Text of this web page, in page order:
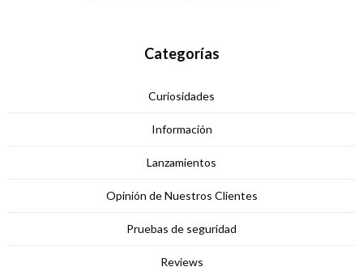
Categorías
Curiosidades
Información
Lanzamientos
Opinión de Nuestros Clientes
Pruebas de seguridad
Reviews